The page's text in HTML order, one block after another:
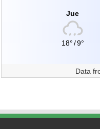
Jue
18°/9°
Data